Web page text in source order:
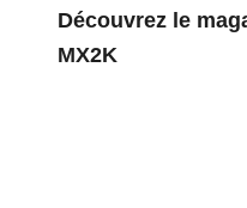
Découvrez le
MX2K